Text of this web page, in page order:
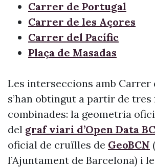
Carrer de Portugal
Carrer de les Açores
Carrer del Pacífic
Plaça de Masadas
Les interseccions amb
s’han obtingut a partir de tres
combinades: la geometria
del graf viari d’Open Data
oficial de cruïlles de GeoBCN
l’Ajuntament de Barcelona) i